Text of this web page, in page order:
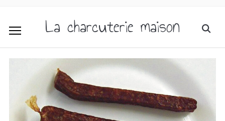
La charcuterie maison